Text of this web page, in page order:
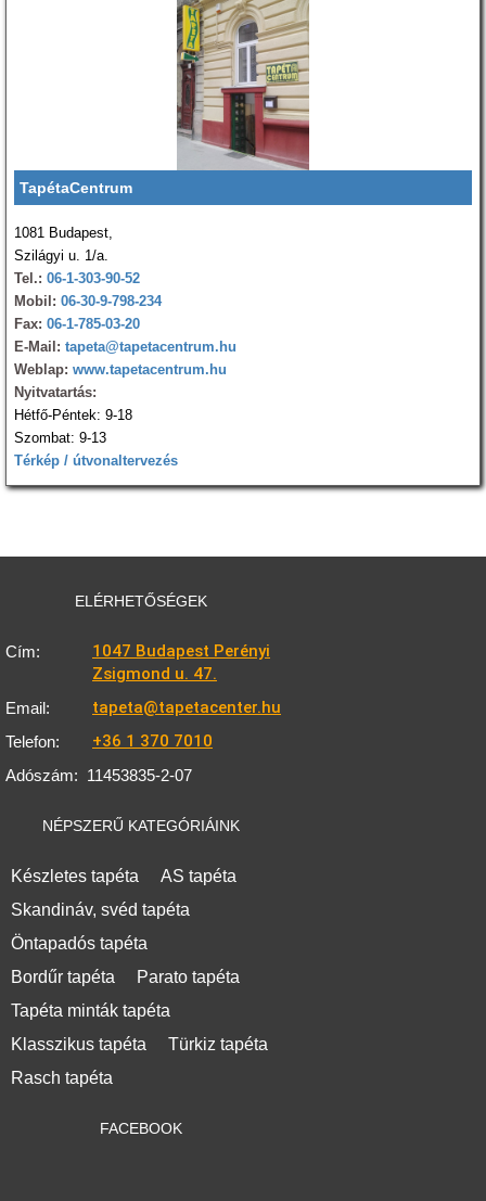
TapétaCentrum
1081 Budapest,
Szilágyi u. 1/a.
Tel.: 06-1-303-90-52
Mobil: 06-30-9-798-234
Fax: 06-1-785-03-20
E-Mail: tapeta@tapetacentrum.hu
Weblap: www.tapetacentrum.hu
Nyitvatartás:
Hétfő-Péntek: 9-18
Szombat: 9-13
Térkép / útvonaltervezés
ELÉRHETŐSÉGEK
Cím:
1047 Budapest Perényi
Zsigmond u. 47.
Email: tapeta@tapetacenter.hu
Telefon: +36 1 370 7010
Adószám: 11453835-2-07
NÉPSZERŰ KATEGÓRIÁINK
Készletes tapéta
AS tapéta
Skandináv, svéd tapéta
Öntapadós tapéta
Bordűr tapéta
Parato tapéta
Tapéta minták tapéta
Klasszikus tapéta
Türkiz tapéta
Rasch tapéta
FACEBOOK